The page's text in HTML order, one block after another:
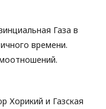
Газа в
времени.
Хорикий и Газская